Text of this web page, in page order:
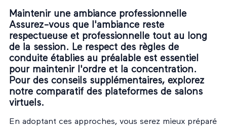
Maintenir une ambiance professionnelle
Assurez-vous que l'ambiance reste
respectueuse et professionnelle tout au long
de la session. Le respect des règles de
conduite établies au préalable est essentiel
pour maintenir l'ordre et la concentration.
Pour des conseils supplémentaires, explorez
notre comparatif des plateformes de salons
virtuels.
En adoptant ces approches, vous serez mieux préparé